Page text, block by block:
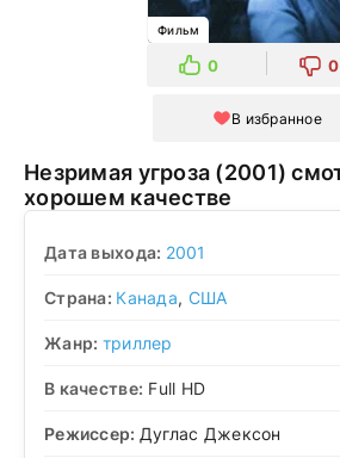
Фильм
0 0
В избранное
Незримая угроза (2001) смотреть в
хорошем качестве
Дата выхода: 2001
Страна: Канада, США
Жанр: триллер
В качестве: Full HD
Режиссер: Дуглас Джексон